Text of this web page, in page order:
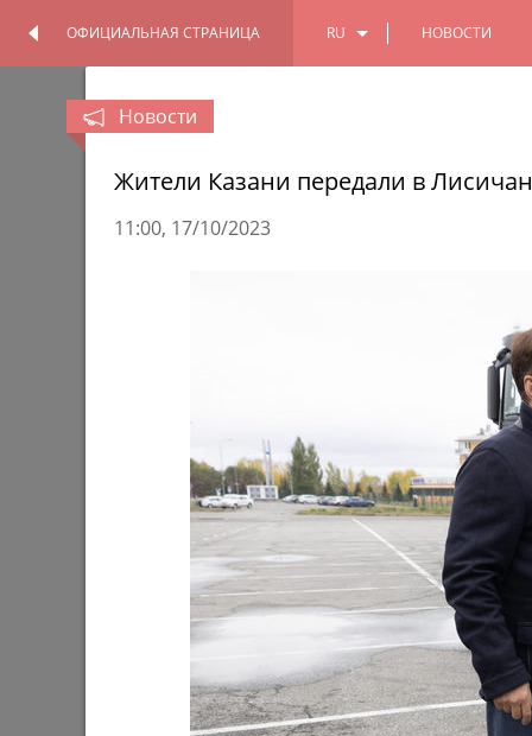
ОФИЦИАЛЬНАЯ СТРАНИЦА RU НОВОСТИ
Ильсур Метшин посетил
персональную выставку Альфиза
Сабирова «Urman. Мифическая
Ильсур
Ташы»
12/02/
Новости
Жители Казани передали в
11:00 17/10/2023
ПЕРСОНАЛЬНАЯ
ОФИЦИАЛЬНАЯ